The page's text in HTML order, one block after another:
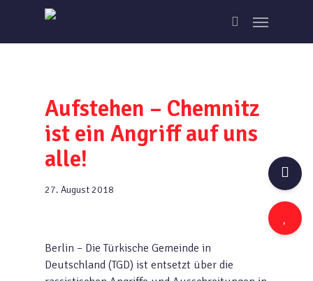
main
search
Menu
Aufstehen – Chemnitz
ist ein Angriff auf uns
alle!
27. August 2018
Berlin – Die Türkische Gemeinde in
Deutschland (TGD) ist entsetzt über die